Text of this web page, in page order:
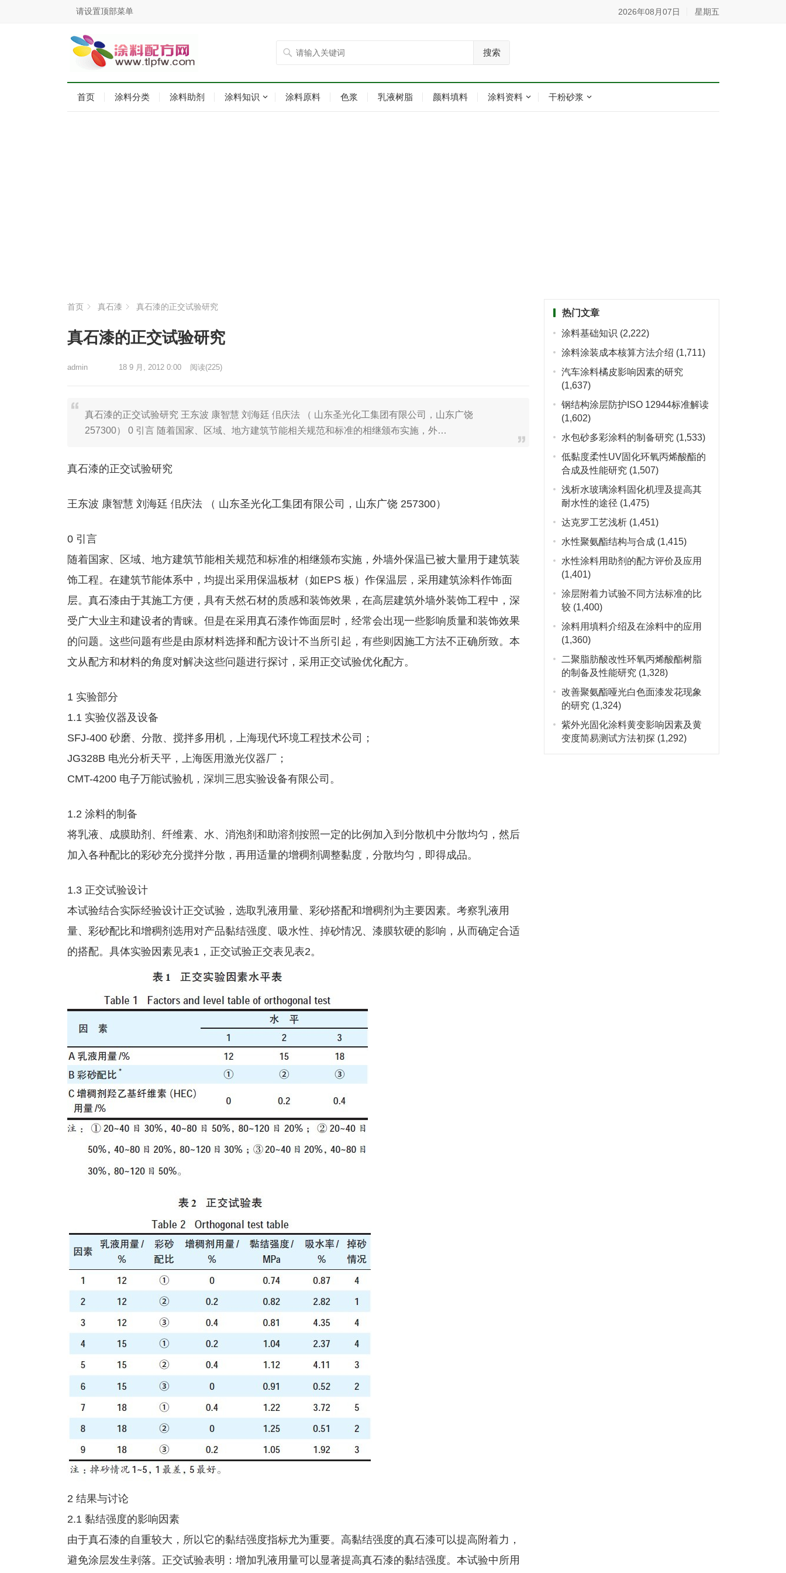
请设置顶部菜单 2026年08月07日 星期五
搜索
首页 涂料分类 涂料助剂 涂料知识 涂料原料 色浆 乳液树脂 颜料填料 涂料资料 干粉砂浆
首页 真石漆 真石漆的正交试验研究
真石漆的正交试验研究
admin 18 9 月, 2012 0:00 阅读(225)
真石漆的正交试验研究 王东波 康智慧 刘海廷 佀庆法 （ 山东圣光化工集团有限公司，山东广饶
257300） 0 引言 随着国家、区域、地方建筑节能相关规范和标准的相继颁布实施，外…
真石漆的正交试验研究
王东波 康智慧 刘海廷 佀庆法 （ 山东圣光化工集团有限公司，山东广饶 257300）
0 引言
随着国家、区域、地方建筑节能相关规范和标准的相继颁布实施，外墙外保温已被大量用于建筑装
饰工程。在建筑节能体系中，均提出采用保温板材（如EPS 板）作保温层，采用建筑涂料作饰面
层。真石漆由于其施工方便，具有天然石材的质感和装饰效果，在高层建筑外墙外装饰工程中，深
受广大业主和建设者的青睐。但是在采用真石漆作饰面层时，经常会出现一些影响质量和装饰效果
的问题。这些问题有些是由原材料选择和配方设计不当所引起，有些则因施工方法不正确所致。本
文从配方和材料的角度对解决这些问题进行探讨，采用正交试验优化配方。
1 实验部分
1.1 实验仪器及设备
SFJ-400 砂磨、分散、搅拌多用机，上海现代环境工程技术公司；
JG328B 电光分析天平，上海医用激光仪器厂；
CMT-4200 电子万能试验机，深圳三思实验设备有限公司。
1.2 涂料的制备
将乳液、成膜助剂、纤维素、水、消泡剂和助溶剂按照一定的比例加入到分散机中分散均匀，然后
加入各种配比的彩砂充分搅拌分散，再用适量的增稠剂调整黏度，分散均匀，即得成品。
1.3 正交试验设计
本试验结合实际经验设计正交试验，选取乳液用量、彩砂搭配和增稠剂为主要因素。考察乳液用
量、彩砂配比和增稠剂选用对产品黏结强度、吸水性、掉砂情况、漆膜软硬的影响，从而确定合适
的搭配。具体实验因素见表1，正交试验正交表见表2。
2 结果与讨论
2.1 黏结强度的影响因素
由于真石漆的自重较大，所以它的黏结强度指标尤为重要。高黏结强度的真石漆可以提高附着力，
避免涂层发生剥落。正交试验表明：增加乳液用量可以显著提高真石漆的黏结强度。本试验中所用
热门文章
涂料基础知识 (2,222)
涂料涂装成本核算方法介绍 (1,711)
汽车涂料橘皮影响因素的研究
(1,637)
钢结构涂层防护ISO 12944标准解读
(1,602)
水包砂多彩涂料的制备研究 (1,533)
低黏度柔性UV固化环氧丙烯酸酯的
合成及性能研究 (1,507)
浅析水玻璃涂料固化机理及提高其
耐水性的途径 (1,475)
达克罗工艺浅析 (1,451)
水性聚氨酯结构与合成 (1,415)
水性涂料用助剂的配方评价及应用
(1,401)
涂层附着力试验不同方法标准的比
较 (1,400)
涂料用填料介绍及在涂料中的应用
(1,360)
二聚脂肪酸改性环氧丙烯酸酯树脂
的制备及性能研究 (1,328)
改善聚氨酯哑光白色面漆发花现象
的研究 (1,324)
紫外光固化涂料黄变影响因素及黄
变度简易测试方法初探 (1,292)